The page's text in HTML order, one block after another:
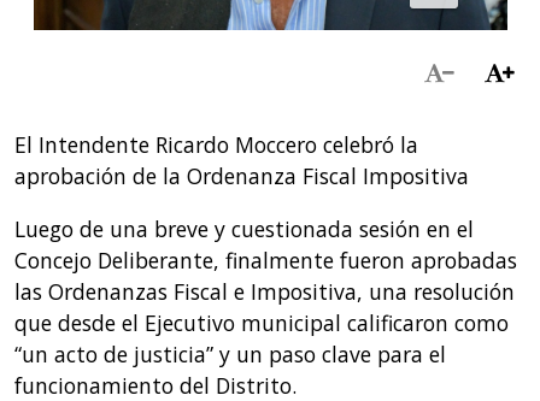
El Intendente Ricardo Moccero celebró la
aprobación de la Ordenanza Fiscal Impositiva
Luego de una breve y cuestionada sesión en el
Concejo Deliberante, finalmente fueron aprobadas
las Ordenanzas Fiscal e Impositiva, una resolución
que desde el Ejecutivo municipal calificaron como
“un acto de justicia” y un paso clave para el
funcionamiento del Distrito.